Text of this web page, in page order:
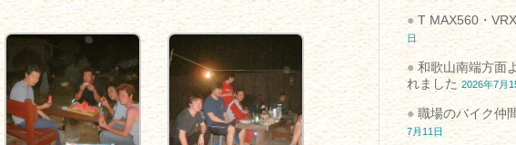
T MAX560・
日
和歌山南端方面
れました 2026年7月
職場のバイク仲
7月11日